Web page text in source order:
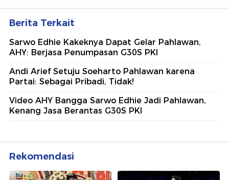
Berita Terkait
Sarwo Edhie Kakeknya Dapat Gelar Pahlawan,
AHY: Berjasa Penumpasan G30S PKI
Andi Arief Setuju Soeharto Pahlawan karena
Partai: Sebagai Pribadi, Tidak!
Video AHY Bangga Sarwo Edhie Jadi Pahlawan,
Kenang Jasa Berantas G30S PKI
Rekomendasi